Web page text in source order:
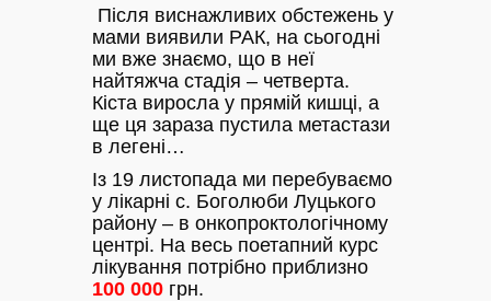
Після виснажливих обстежень у
мами виявили РАК, на сьогодні
ми вже знаємо, що в неї
найтяжча стадія – четверта.
Кіста виросла у прямій кишці, а
ще ця зараза пустила метастази
в легені…
Із 19 листопада ми перебуваємо
у лікарні с. Боголюби Луцького
району – в онкопроктологічному
центрі. На весь поетапний курс
лікування потрібно приблизно
100 000 грн.